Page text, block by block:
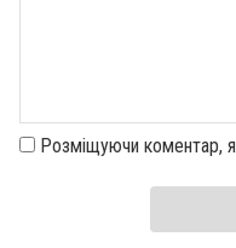
Розміщуючи коментар,